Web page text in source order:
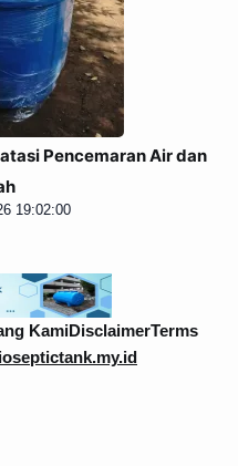
Pencemaran Air dan
19:02:00
KamiDisclaimerTerms